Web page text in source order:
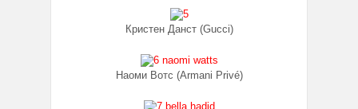
Кристен Данст (Gucci)
Наоми Вотс (Armani Privé)